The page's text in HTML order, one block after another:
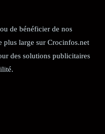
de bénéficier de nos
plus large sur Crocinfos.net
des solutions publicitaires